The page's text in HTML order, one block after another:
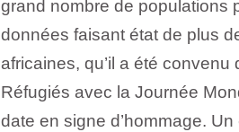
grand nombre de populations
données faisant état de plus
africaines, qu’il a été
Réfugiés avec la Journée
date en signe d’hommage.